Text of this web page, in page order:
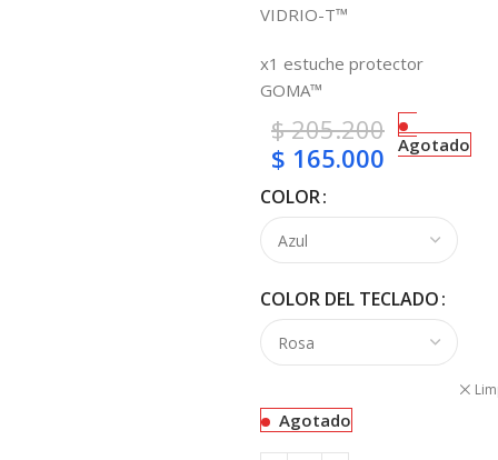
VIDRIO-T™
x1 estuche protector
GOMA™
$205.200
$ 165.000 Agotado
COLOR
COLOR DEL TECLADO
Agotado